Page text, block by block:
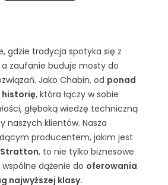
gdzie tradycja spotyka się z
zaufanie buduje mosty do
Jako Chabin, od ponad
, która łączy w sobie
głęboką wiedzę techniczną
naszych klientów. Nasza
producentem, jakim jest
Stratton, to nie tylko biznesowe
dążenie do oferowania
najwyższej klasy.